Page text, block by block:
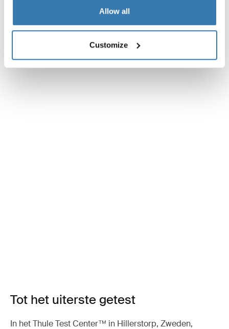
Allow all
Customize
Tot het uiterste getest
In het Thule Test Center™ in Hillerstorp, Zweden,